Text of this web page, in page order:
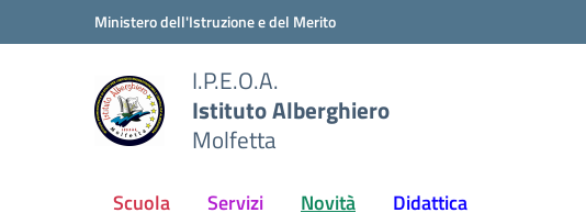
Vai ai contenuti
Vai al menu di navigazioneMinistero dell'Istruzione e del Merito
I.P.E.O.A.
Istituto Alberghiero
Molfetta
Scuola Servizi Novità Didattica